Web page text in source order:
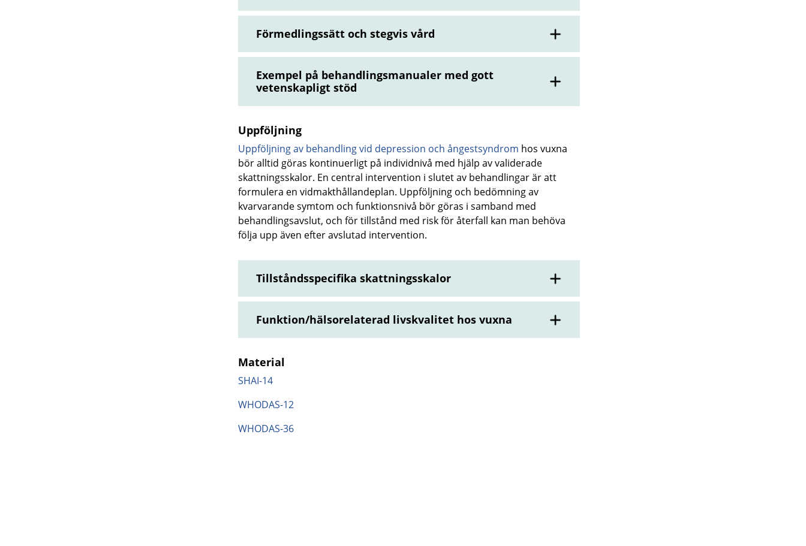
Förmedlingssätt och stegvis vård
Exempel på behandlingsmanualer med gott
vetenskapligt stöd
Uppföljning
Uppföljning av behandling vid depression och ångestsyndrom hos vuxna
bör alltid göras kontinuerligt på individnivå med hjälp av validerade
skattningsskalor. En central intervention i slutet av behandlingar är att
formulera en vidmakthållandeplan. Uppföljning och bedömning av
kvarvarande symtom och funktionsnivå bör göras i samband med
behandlingsavslut, och för tillstånd med risk för återfall kan man behöva
följa upp även efter avslutad intervention.
Tillståndsspecifika skattningsskalor
Funktion/hälsorelaterad livskvalitet hos vuxna
Material
SHAI-14
WHODAS-12
WHODAS-36